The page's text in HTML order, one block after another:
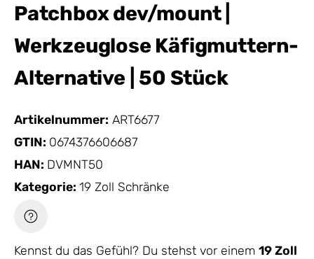
Patchbox dev/mount |
Werkzeuglose Käfigmuttern-
Alternative | 50 Stück
Artikelnummer: ART6677
GTIN: 0674376606687
HAN: DVMNT50
Kategorie: 19 Zoll Schränke
Kennst du das Gefühl? Du stehst vor einem 19 Zoll